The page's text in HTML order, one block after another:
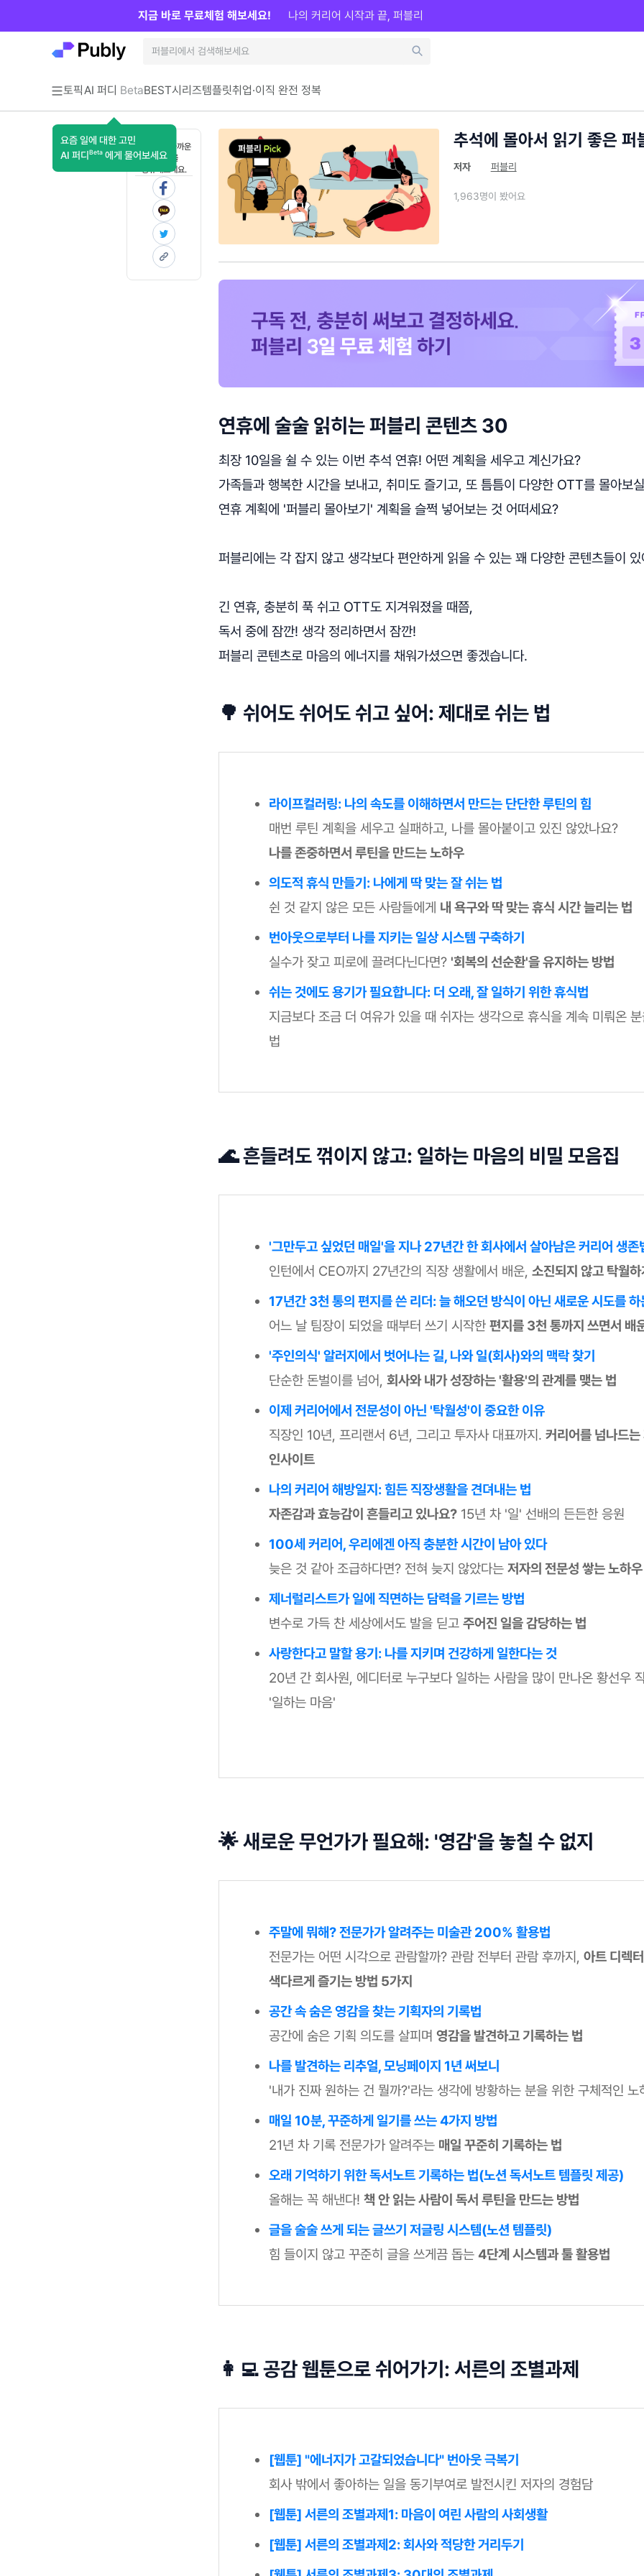
토픽AI 퍼디 Beta
요즘 일에 대한 고민
AI 퍼디 Beta 에게 물어보세요
BEST시리즈템플릿취업·이직 완전 정복
지금 바로 무료체험 해보세요! 나의 커리어 시작과 끝, 퍼블리
혼자 보기 아까운
콘텐츠를
공유해보세요.
추석에 몰아서 읽기 좋은
저자 퍼블리
1,963명이 봤어요
연휴에 술술 읽히는 퍼블리 콘텐츠 30
최장 10일을 쉴 수 있는 이번 추석 연휴! 어떤 계획을 세우고 계신가요?
가족들과 행복한 시간을 보내고, 취미도 즐기고, 또 틈틈이 다양한 OTT를 몰아보
연휴 계획에 '퍼블리 몰아보기' 계획을 슬쩍 넣어보는 것 어떠세요?
퍼블리에는 각 잡지 않고 생각보다 편안하게 읽을 수 있는 꽤 다양한 콘텐츠들이 있
긴 연휴, 충분히 푹 쉬고 OTT도 지겨워졌을 때쯤,
독서 중에 잠깐! 생각 정리하면서 잠깐!
퍼블리 콘텐츠로 마음의 에너지를 채워가셨으면 좋겠습니다.
🌳 쉬어도 쉬어도 쉬고 싶어: 제대로 쉬는 법
라이프컬러링: 나의 속도를 이해하면서 만드는 단단한 루틴의 힘
매번 루틴 계획을 세우고 실패하고, 나를 몰아붙이고 있진 않았나요?
나를 존중하면서 루틴을 만드는 노하우
의도적 휴식 만들기: 나에게 딱 맞는 잘 쉬는 법
쉰 것 같지 않은 모든 사람들에게 내 욕구와 딱 맞는 휴식 시간 늘리는 법
번아웃으로부터 나를 지키는 일상 시스템 구축하기
실수가 잦고 피로에 끌려다닌다면? '회복의 선순환'을 유지하는 방법
쉬는 것에도 용기가 필요합니다: 더 오래, 잘 일하기 위한 휴식법
지금보다 조금 더 여유가 있을 때 쉬자는 생각으로 휴식을 계속 미뤄온
법
🌊 흔들려도 꺾이지 않고: 일하는 마음의 비밀 모음집
'그만두고 싶었던 매일'을 지나 27년간 한 회사에서 살아남은 커리어 생존
인턴에서 CEO까지 27년간의 직장 생활에서 배운, 소진되지 않고 탁월
17년간 3천 통의 편지를 쓴 리더: 늘 해오던 방식이 아닌 새로운 시도를 하
어느 날 팀장이 되었을 때부터 쓰기 시작한 편지를 3천 통까지 쓰면서 배
'주인의식' 알러지에서 벗어나는 길, 나와 일(회사)와의 맥락 찾기
단순한 돈벌이를 넘어, 회사와 내가 성장하는 '활용'의 관계를 맺는 법
이제 커리어에서 전문성이 아닌 '탁월성'이 중요한 이유
직장인 10년, 프리랜서 6년, 그리고 투자사 대표까지. 커리어를 넘나드는
인사이트
나의 커리어 해방일지: 힘든 직장생활을 견뎌내는 법
자존감과 효능감이 흔들리고 있나요? 15년 차 '일' 선배의 든든한 응원
100세 커리어, 우리에겐 아직 충분한 시간이 남아 있다
늦은 것 같아 조급하다면? 전혀 늦지 않았다는 저자의 전문성 쌓는 노하우
제너럴리스트가 일에 직면하는 담력을 기르는 방법
변수로 가득 찬 세상에서도 발을 딛고 주어진 일을 감당하는 법
사랑한다고 말할 용기: 나를 지키며 건강하게 일한다는 것
20년 간 회사원, 에디터로 누구보다 일하는 사람을 많이 만나온 황선우
'일하는 마음'
🌟 새로운 무언가가 필요해: '영감'을 놓칠 수 없지
주말에 뭐해? 전문가가 알려주는 미술관 200% 활용법
전문가는 어떤 시각으로 관람할까? 관람 전부터 관람 후까지, 아트 디렉
색다르게 즐기는 방법 5가지
공간 속 숨은 영감을 찾는 기획자의 기록법
공간에 숨은 기획 의도를 살피며 영감을 발견하고 기록하는 법
나를 발견하는 리추얼, 모닝페이지 1년 써보니
'내가 진짜 원하는 건 뭘까?'라는 생각에 방황하는 분을 위한 구체적인 노
매일 10분, 꾸준하게 일기를 쓰는 4가지 방법
21년 차 기록 전문가가 알려주는 매일 꾸준히 기록하는 법
오래 기억하기 위한 독서노트 기록하는 법(노션 독서노트 템플릿 제공)
올해는 꼭 해낸다! 책 안 읽는 사람이 독서 루틴을 만드는 방법
글을 술술 쓰게 되는 글쓰기 저글링 시스템(노션 템플릿)
힘 들이지 않고 꾸준히 글을 쓰게끔 돕는 4단계 시스템과 툴 활용법
👩‍💻 공감 웹툰으로 쉬어가기: 서른의 조별과제
[웹툰] "에너지가 고갈되었습니다" 번아웃 극복기
회사 밖에서 좋아하는 일을 동기부여로 발전시킨 저자의 경험담
[웹툰] 서른의 조별과제1: 마음이 여린 사람의 사회생활
[웹툰] 서른의 조별과제2: 회사와 적당한 거리두기